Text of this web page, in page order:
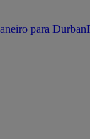
para Durban